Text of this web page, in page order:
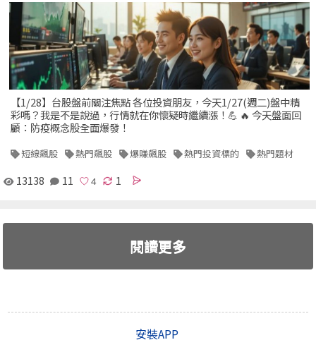
【1/28】台股盤前關注焦點 各位投資朋友，今天1/27(週二)盤中精
彩嗎？我是不是說過，行情就在你懷疑時繼續漲！💪 🔥 今天盤面回
顧：防疫概念股全面爆發！
短線飆股 熱門飆股 爆賺飆股 熱門投資標的 熱門題材
13138 11 1
閱讀更多
安裝APP